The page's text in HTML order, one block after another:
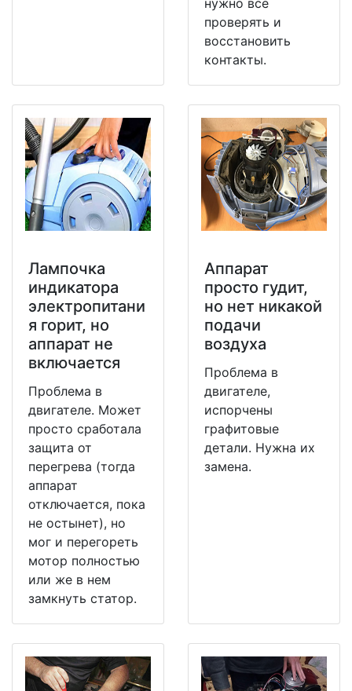
нужно все
проверять и
восстановить
контакты.
Лампочка
индикатора
электропитани
я горит, но
аппарат не
включается
Проблема в
двигателе. Может
просто сработала
защита от
перегрева (тогда
аппарат
отключается, пока
не остынет), но
мог и перегореть
мотор полностью
или же в нем
замкнуть статор.
Аппарат
просто гудит,
но нет никакой
подачи
воздуха
Проблема в
двигателе,
испорчены
графитовые
детали. Нужна их
замена.